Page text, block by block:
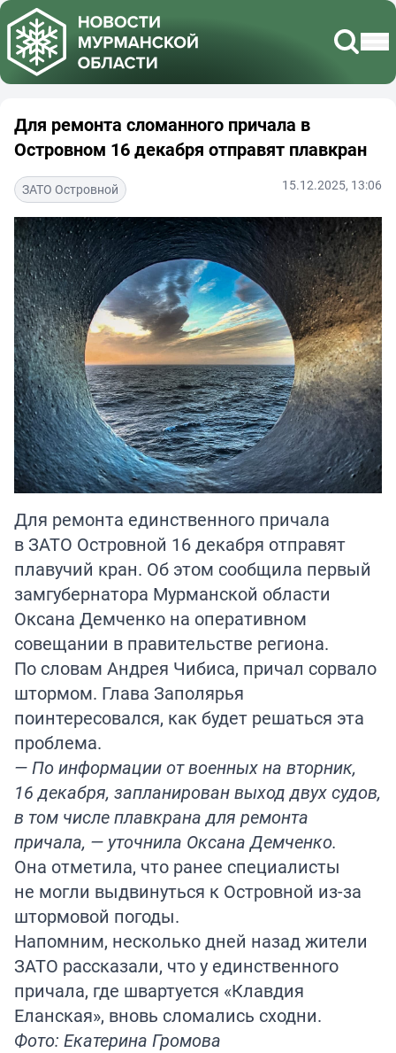
Для ремонта сломанного причала в
Островном 16 декабря отправят плавкран
ЗАТО Островной 15.12.2025, 13:06
Для ремонта единственного причала
в ЗАТО Островной 16 декабря отправят
плавучий кран. Об этом сообщила первый
замгубернатора Мурманской области
Оксана Демченко на оперативном
совещании в правительстве региона.
По словам Андрея Чибиса, причал сорвало
штормом. Глава Заполярья
поинтересовался, как будет решаться эта
проблема.
— По информации от военных на вторник,
16 декабря, запланирован выход двух судов,
в том числе плавкрана для ремонта
причала, — уточнила Оксана Демченко.
Она отметила, что ранее специалисты
не могли выдвинуться к Островной из-за
штормовой погоды.
Напомним, несколько дней назад жители
ЗАТО рассказали, что у единственного
причала, где швартуется «Клавдия
Еланская», вновь сломались сходни.
Фото: Екатерина Громова